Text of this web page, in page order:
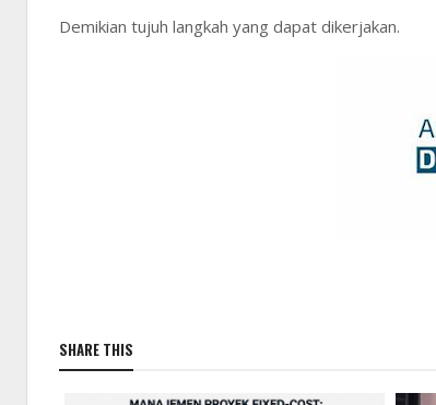
Demikian tujuh langkah yang dapat dikerjakan.
SHARE THIS